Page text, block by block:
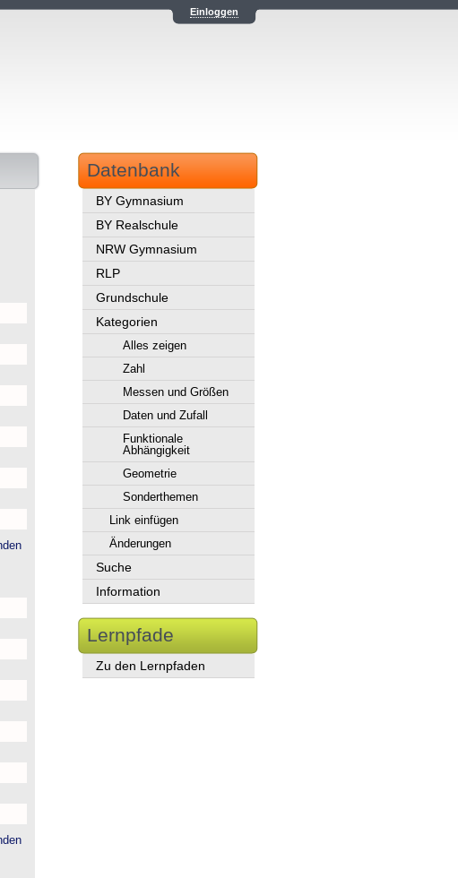
Einloggen
Datenbank
BY Gymnasium
BY Realschule
NRW Gymnasium
RLP
Grundschule
Kategorien
Alles zeigen
Zahl
Messen und Größen
Daten und Zufall
Funktionale
Abhängigkeit
Geometrie
Sonderthemen
Link einfügen
Änderungen
Suche
Information
Lernpfade
Zu den Lernpfaden